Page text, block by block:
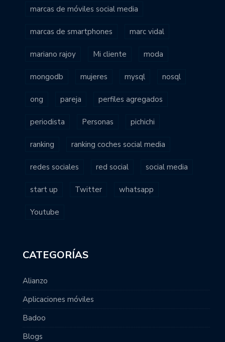
marcas de móviles social media
marcas de smartphones marc vidal
mariano rajoy Mi cliente moda
mongodb mujeres mysql nosql
ong pareja perfiles agregados
periodista Personas pichichi
ranking ranking coches social media
redes sociales red social social media
start up Twitter whatsapp
Youtube
CATEGORÍAS
Alianzo
Aplicaciones móviles
Badoo
Blogs